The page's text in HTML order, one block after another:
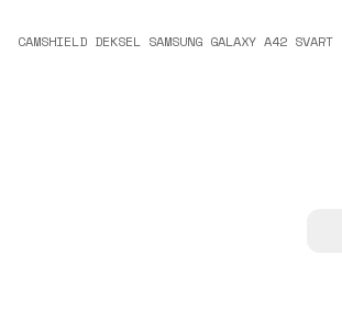
CAMSHIELD DEKSEL SAMSUNG GALAXY A42 SVART